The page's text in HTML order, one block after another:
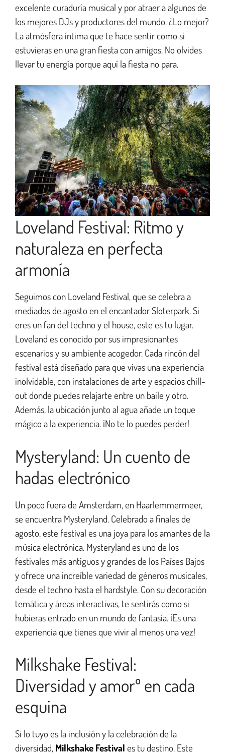
excelente curaduría musical y por atraer a algunos de
los mejores DJs y productores del mundo. ¿Lo mejor?
La atmósfera íntima que te hace sentir como si
estuvieras en una gran fiesta con amigos. No olvides
llevar tu energía porque aquí la fiesta no para.
Loveland Festival: Ritmo y
naturaleza en perfecta
armonía
Seguimos con Loveland Festival, que se celebra a
mediados de agosto en el encantador Sloterpark. Si
eres un fan del techno y el house, este es tu lugar.
Loveland es conocido por sus impresionantes
escenarios y su ambiente acogedor. Cada rincón del
festival está diseñado para que vivas una experiencia
inolvidable, con instalaciones de arte y espacios chill-
out donde puedes relajarte entre un baile y otro.
Además, la ubicación junto al agua añade un toque
mágico a la experiencia. ¡No te lo puedes perder!
Mysteryland: Un cuento de
hadas electrónico
Un poco fuera de Amsterdam, en Haarlemmermeer,
se encuentra Mysteryland. Celebrado a finales de
agosto, este festival es una joya para los amantes de la
música electrónica. Mysteryland es uno de los
festivales más antiguos y grandes de los Países Bajos
y ofrece una increíble variedad de géneros musicales,
desde el techno hasta el hardstyle. Con su decoración
temática y áreas interactivas, te sentirás como si
hubieras entrado en un mundo de fantasía. ¡Es una
experiencia que tienes que vivir al menos una vez!
Milkshake Festival:
Diversidad y amorº en cada
esquina
Si lo tuyo es la inclusión y la celebración de la
diversidad, Milkshake Festival es tu destino. Este